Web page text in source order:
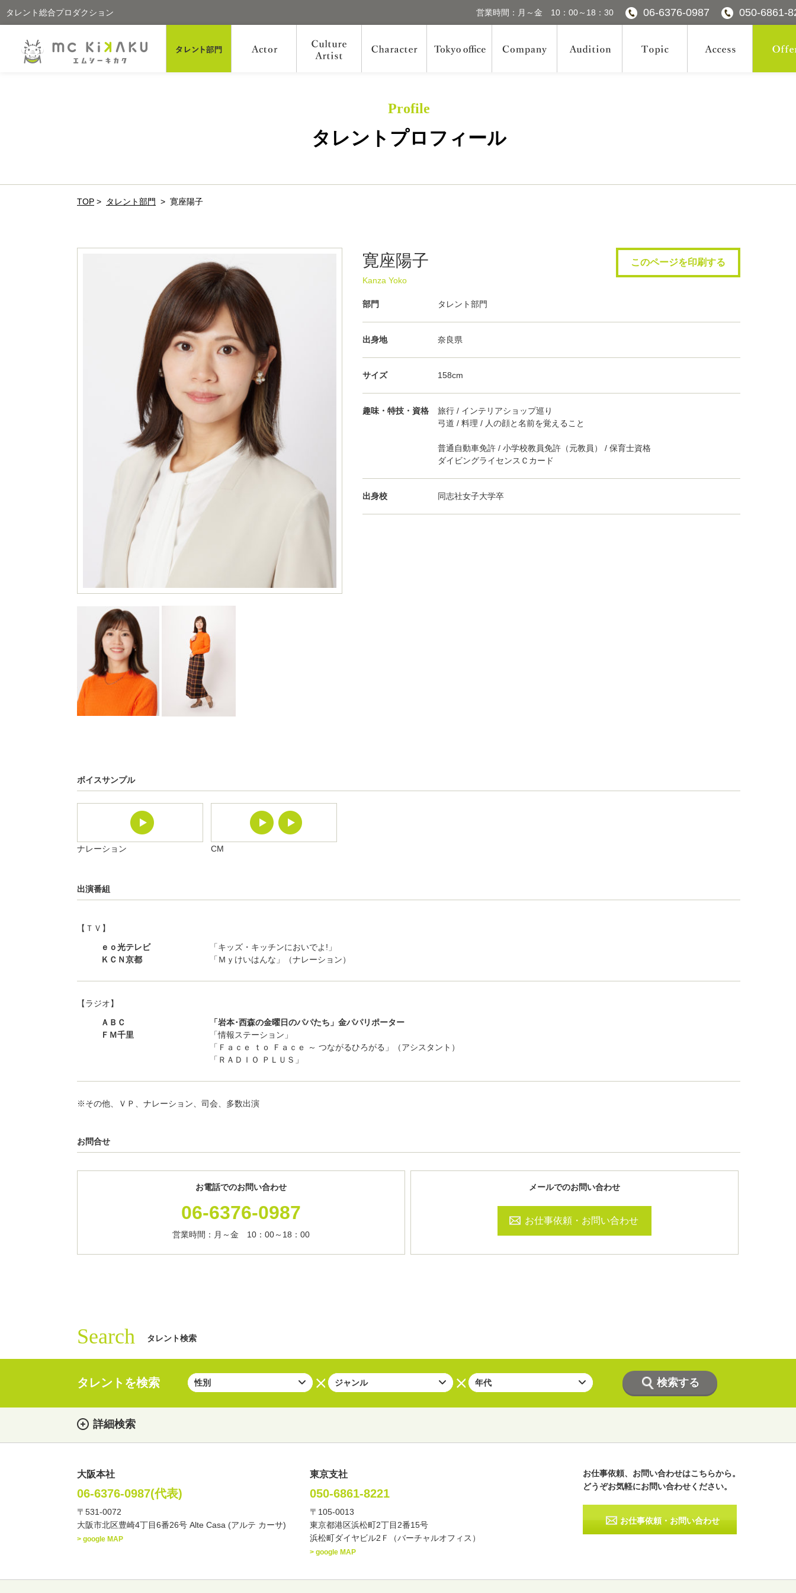
タレント総合プロダクション 営業時間：月～金 10：00～18：30 06-6376-0987 050-6861-
Profile
タレントプロフィール
TOP > タレント部門 > 寛座陽子
このページを印刷する
寛座陽子
Kanza Yoko
部門 タレント部門
出身地 奈良県
サイズ 158cm
趣味・特技・資格
旅行 / インテリアショップ巡り
弓道 / 料理 / 人の顔と名前を覚えること
普通自動車免許 / 小学校教員免許（元教員） / 保育士資格
ダイビングライセンスＣカード
出身校 同志社女子大学卒
ボイスサンプル
ナレーション CM
出演番組
【ＴＶ】
ｅｏ光テレビ
「キッズ・キッチンにおいでよ!」
ＫＣＮ京都
「Ｍｙけいはんな」（ナレーション）
【ラジオ】
ＡＢＣ
「岩本･西森の金曜日のパパたち」金パパリポーター
ＦＭ千里
「情報ステーション」
「Ｆａｃｅ ｔｏ Ｆａｃｅ ～ つながるひろがる」（アシスタント）
「ＲＡＤＩＯ ＰＬＵＳ」
※その他、ＶＰ、ナレーション、司会、多数出演
お問合せ
お電話でのお問い合わせ
06-6376-0987
営業時間：月～金 10：00～18：00
メールでのお問い合わせ
お仕事依頼・お問い合わせ
Search タレント検索
タレントを検索
詳細検索
・性別
・ジャンル お笑い・バラエティー
講談 モーションアクター
歳～ 歳
大阪本社
06-6376-0987(代表)
〒531-0072
大阪市北区豊崎4丁目6番26号 Alte Casa (アルテ カーサ)
> google MAP
東京支社
050-6861-8221
〒105-0013
東京都港区浜松町2丁目2番15号
浜松町ダイヤビル2Ｆ（バーチャルオフィス）
> google MAP
お仕事依頼、お問い合わせはこちらから。
どうぞお気軽にお問い合わせください。
お仕事依頼・お問い合わせ